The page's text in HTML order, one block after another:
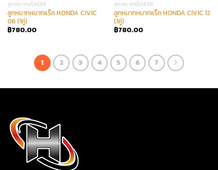
ลูกหมากแร็คEEP
ลูกหมากหมากแร็ค HONDA CIVIC
06 (1คู่)
฿780.00
ลูกหมากแร็คEEP
ลูกหมากหมากแร็ค HONDA CIVIC 12
(1คู่)
฿780.00
1 2 3 4 5 6 7